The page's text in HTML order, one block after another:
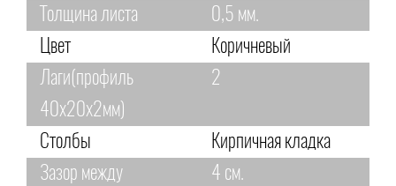
Толщина листа
0,5 мм.
Цвет
Коричневый
Лаги(профиль
40х20х2мм)
2
Столбы
Кирпичная кладка
Зазор между
4 см.